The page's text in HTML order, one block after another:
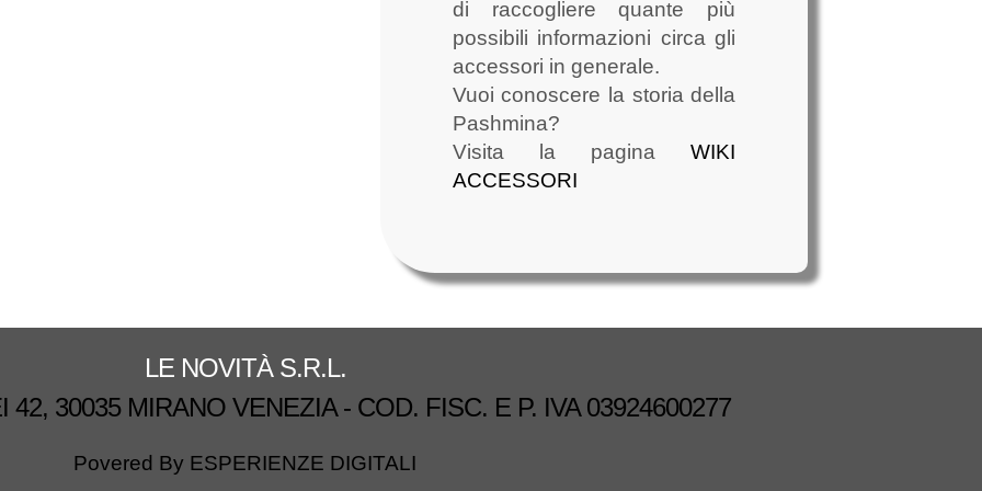
di raccogliere quante più
possibili informazioni circa gli
accessori in generale.
Vuoi conoscere la storia della
Pashmina?
Visita la paginaWIKI
ACCESSORI
LE NOVITÀ S.R.L.
42, 30035 MIRANO VENEZIA - COD. FISC. E P. IVA 03924600277
Povered By ESPERIENZE DIGITALI